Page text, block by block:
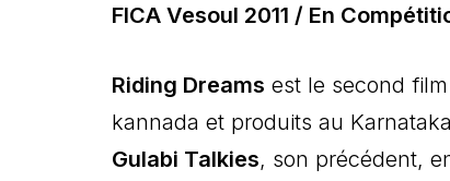
FICA Vesoul 2011 / En
Riding Dreams est le second
kannada et produits au
Gulabi Talkies, son précédent,